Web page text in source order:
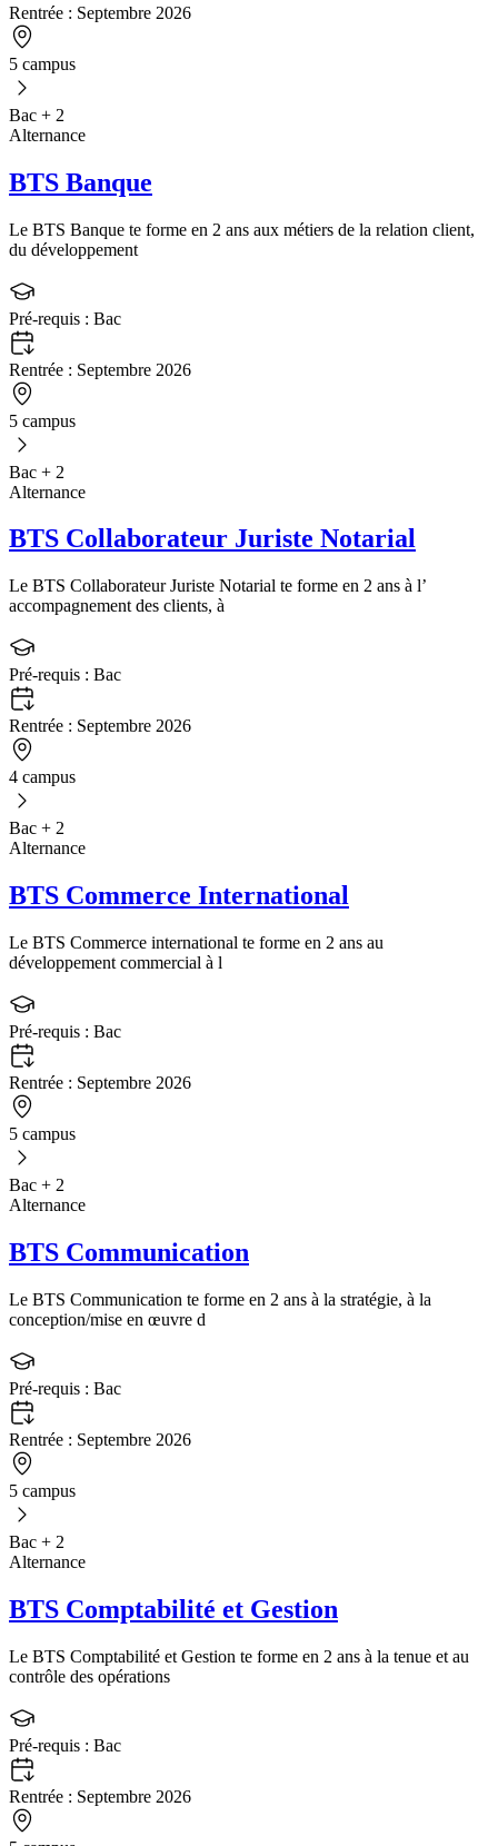
Rentrée : Septembre 2026
5 campus
Bac + 2
Alternance
BTS Banque
Le BTS Banque te forme en 2 ans aux métiers de la relation client,
du développement
Pré-requis : Bac
Rentrée : Septembre 2026
5 campus
Bac + 2
Alternance
BTS Collaborateur Juriste Notarial
Le BTS Collaborateur Juriste Notarial te forme en 2 ans à l’
accompagnement des clients, à
Pré-requis : Bac
Rentrée : Septembre 2026
4 campus
Bac + 2
Alternance
BTS Commerce International
Le BTS Commerce international te forme en 2 ans au
développement commercial à l
Pré-requis : Bac
Rentrée : Septembre 2026
5 campus
Bac + 2
Alternance
BTS Communication
Le BTS Communication te forme en 2 ans à la stratégie, à la
conception/mise en œuvre d
Pré-requis : Bac
Rentrée : Septembre 2026
5 campus
Bac + 2
Alternance
BTS Comptabilité et Gestion
Le BTS Comptabilité et Gestion te forme en 2 ans à la tenue et au
contrôle des opérations
Pré-requis : Bac
Rentrée : Septembre 2026